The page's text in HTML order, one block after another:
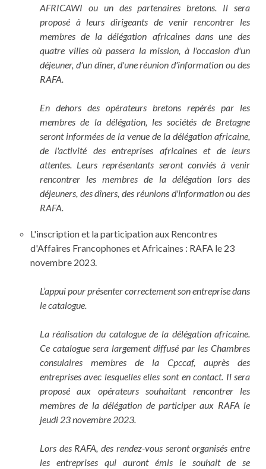
AFRICAWI ou un des partenaires bretons. Il sera
proposé à leurs dirigeants de venir rencontrer les
membres de la délégation africaines dans une des
quatre villes où passera la mission, à l'occasion d'un
déjeuner, d'un dîner, d'une réunion d'information ou des
RAFA.
En dehors des opérateurs bretons repérés par les
membres de la délégation, les sociétés de Bretagne
seront informées de la venue de la délégation africaine,
de l'activité des entreprises africaines et de leurs
attentes. Leurs représentants seront conviés à venir
rencontrer les membres de la délégation lors des
déjeuners, des dîners, des réunions d'information ou des
RAFA.
L'inscription et la participation aux Rencontres
d'Affaires Francophones et Africaines : RAFA le 23
novembre 2023.
L’appui pour présenter correctement son entreprise dans
le catalogue.
La réalisation du catalogue de la délégation africaine.
Ce catalogue sera largement diffusé par les Chambres
consulaires membres de la Cpccaf, auprès des
entreprises avec lesquelles elles sont en contact. Il sera
proposé aux opérateurs souhaitant rencontrer les
membres de la délégation de participer aux RAFA le
jeudi 23 novembre 2023.
Lors des RAFA, des rendez-vous seront organisés entre
les entreprises qui auront émis le souhait de se